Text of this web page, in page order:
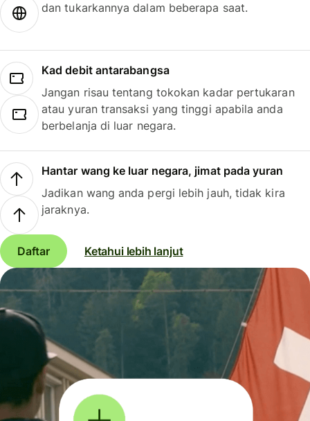
dan tukarkannya dalam beberapa saat.
Kad debit antarabangsa
Jangan risau tentang tokokan kadar pertukaran
atau yuran transaksi yang tinggi apabila anda
berbelanja di luar negara.
Hantar wang ke luar negara, jimat pada yuran
Jadikan wang anda pergi lebih jauh, tidak kira
jaraknya.
Daftar Ketahui lebih lanjut